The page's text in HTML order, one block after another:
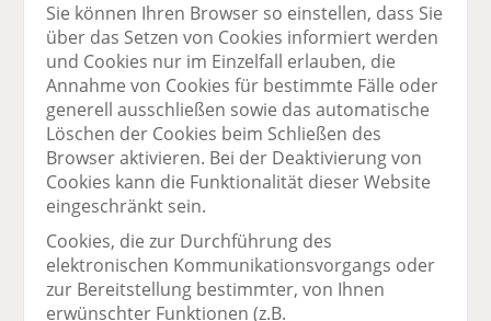
Sie können Ihren Browser so einstellen, dass Sie
über das Setzen von Cookies informiert werden
und Cookies nur im Einzelfall erlauben, die
Annahme von Cookies für bestimmte Fälle oder
generell ausschließen sowie das automatische
Löschen der Cookies beim Schließen des
Browser aktivieren. Bei der Deaktivierung von
Cookies kann die Funktionalität dieser Website
eingeschränkt sein.
Cookies, die zur Durchführung des
elektronischen Kommunikationsvorgangs oder
zur Bereitstellung bestimmter, von Ihnen
erwünschter Funktionen (z.B.